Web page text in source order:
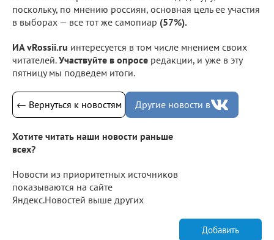
поскольку, по мнению россиян, основная цель ее участия
в выборах — все тот же самопиар (57%).
ИА vRossii.ru интересуется в том числе мнением своих
читателей.Участвуйте в опросе редакции, и уже в эту
пятницу мы подведем итоги.
← Вернуться к новостям Другие новости в
Хотите читать наши новости раньше
всех?
Новости из приоритетных источников
показываются на сайте
Яндекс.Новостей выше других
Добавить